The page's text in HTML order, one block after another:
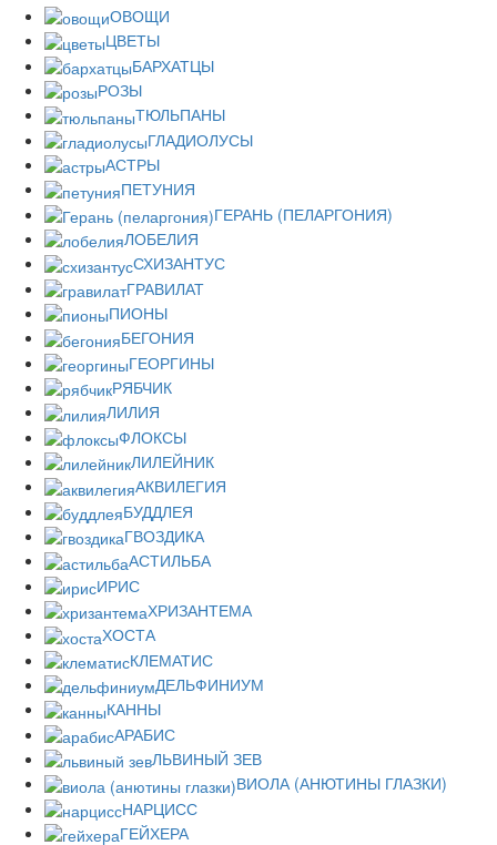
ОВОЩИ
ЦВЕТЫ
БАРХАТЦЫ
РОЗЫ
ТЮЛЬПАНЫ
ГЛАДИОЛУСЫ
АСТРЫ
ПЕТУНИЯ
ГЕРАНЬ (ПЕЛАРГОНИЯ)
ЛОБЕЛИЯ
СХИЗАНТУС
ГРАВИЛАТ
ПИОНЫ
БЕГОНИЯ
ГЕОРГИНЫ
РЯБЧИК
ЛИЛИЯ
ФЛОКСЫ
ЛИЛЕЙНИК
АКВИЛЕГИЯ
БУДДЛЕЯ
ГВОЗДИКА
АСТИЛЬБА
ИРИС
ХРИЗАНТЕМА
ХОСТА
КЛЕМАТИС
ДЕЛЬФИНИУМ
КАННЫ
АРАБИС
ЛЬВИНЫЙ ЗЕВ
ВИОЛА (АНЮТИНЫ ГЛАЗКИ)
НАРЦИСС
ГЕЙХЕРА